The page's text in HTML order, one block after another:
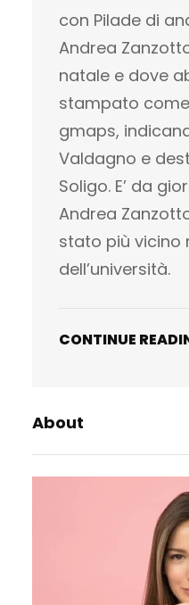
con Pilade di
Andrea
natale e dove
stampato
gmaps,
Valdagno e
Soligo. E’ da
Andrea
stato più vicino
dell’università.
CONTINUE
About